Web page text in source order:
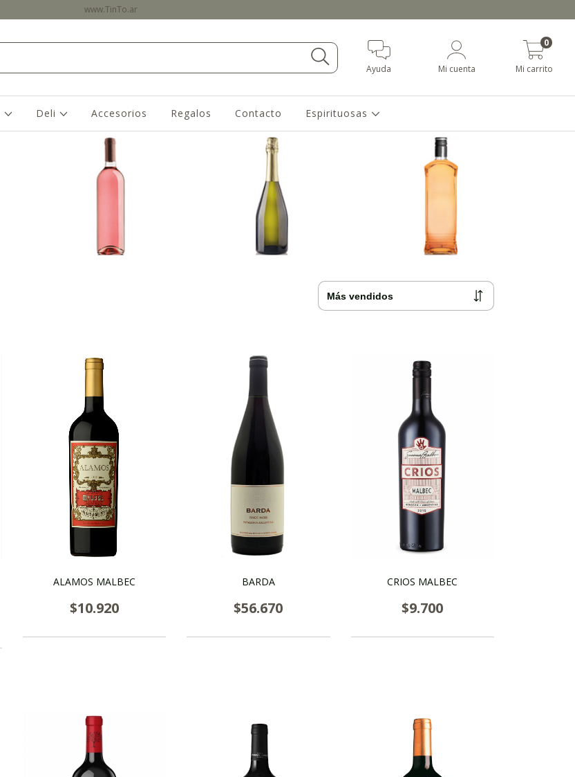
www.TinTo.ar
Ayuda Mi cuenta Mi carrito
0
Deli Accesorios Regalos Contacto Espirituosas
ALAMOS MALBEC
$10.920
BARDA
$56.670
CRIOS MALBEC
$9.700